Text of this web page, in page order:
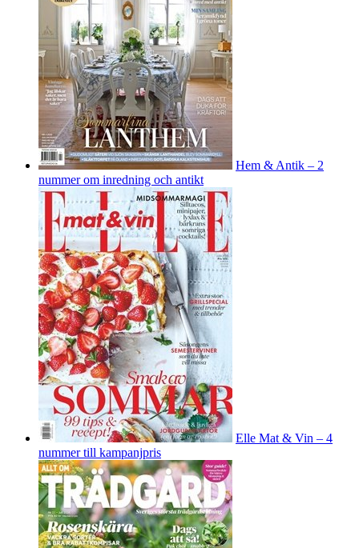
Hem & Antik – 2
nummer om inredning och antikt
Elle Mat & Vin – 4
nummer till kampanjpris